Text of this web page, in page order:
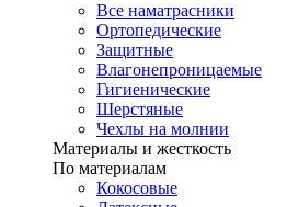
Все наматрасники
Ортопедические
Защитные
Влагонепроницаемые
Гигиенические
Шерстяные
Чехлы на молнии
Материалы и жесткость
По материалам
Кокосовые